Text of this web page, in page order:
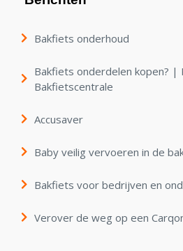
Bakfiets onderhoud
Bakfiets onderdelen kopen? |
Bakfietscentrale
Accusaver
Baby veilig vervoeren in de
Bakfiets voor bedrijven en
Verover de weg op een